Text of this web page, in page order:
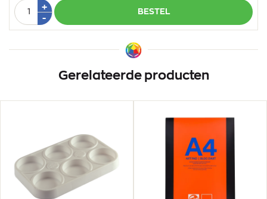
Aantal
+Plus
1
-Min
1
BESTEL
Gerelateerde producten